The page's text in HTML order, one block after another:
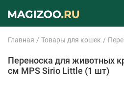
Главная Товары для кошек
Переноска для животных
см MPS Sirio Little (1 шт)